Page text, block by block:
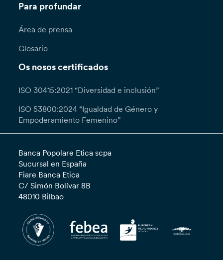
Para profundar
Área de prensa
Glosario
Os nosos certificados
ISO 30415:2021 “Diversidad e inclusión”
ISO 53800:2024 “Igualdad de Género y
Empoderamiento Femenino”
Banca Popolare Etica scpa
Sucursal en España
Fiare Banca Etica
C/ Simón Bolívar 8B
48010 Bilbao